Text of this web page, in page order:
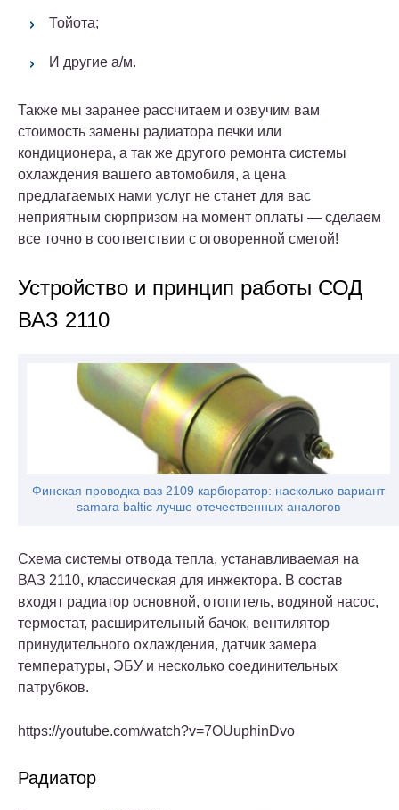
Тойота;
И другие а/м.
Также мы заранее рассчитаем и озвучим вам
стоимость замены радиатора печки или
кондиционера, а так же другого ремонта системы
охлаждения вашего автомобиля, а цена
предлагаемых нами услуг не станет для вас
неприятным сюрпризом на момент оплаты — сделаем
все точно в соответствии с оговоренной сметой!
Устройство и принцип работы СОД
ВАЗ 2110
Финская проводка ваз 2109 карбюратор: насколько вариант
samara baltic лучше отечественных аналогов
Схема системы отвода тепла, устанавливаемая на
ВАЗ 2110, классическая для инжектора. В состав
входят радиатор основной, отопитель, водяной насос,
термостат, расширительный бачок, вентилятор
принудительного охлаждения, датчик замера
температуры, ЭБУ и несколько соединительных
патрубков.
https://youtube.com/watch?v=7OUuphinDvo
Радиатор